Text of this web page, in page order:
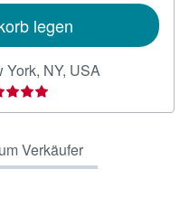
legen
York, NY, USA
Verkäufer